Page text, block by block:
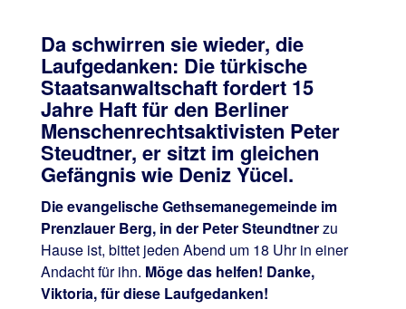
Da schwirren sie wieder, die
Laufgedanken: Die türkische
Staatsanwaltschaft fordert 15
Jahre Haft für den Berliner
Menschenrechtsaktivisten Peter
Steudtner, er sitzt im gleichen
Gefängnis wie Deniz Yücel.
Die evangelische Gethsemanegemeinde im
Prenzlauer Berg, in der Peter Steundtnerzu
Hause ist, bittet jeden Abend um 18 Uhr in einer
Andacht für ihn. Möge das helfen! Danke,
Viktoria, für diese Laufgedanken!